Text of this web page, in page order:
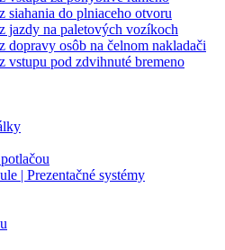
siahania do plniaceho otvoru
jazdy na paletových vozíkoch
dopravy osôb na čelnom nakladači
vstupu pod zdvihnuté bremeno
| Prezentačné systémy